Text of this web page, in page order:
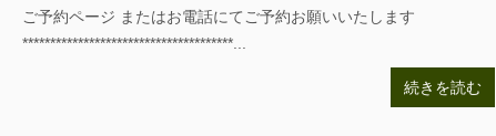
ご予約ページ またはお電話にてご予約お願いいたします
**************************************...
続きを読む